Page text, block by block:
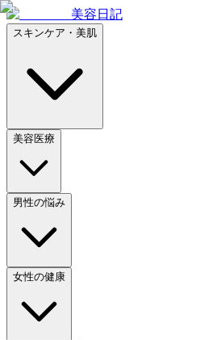
美容日記
スキンケア・美肌
美容医療
男性の悩み
女性の健康